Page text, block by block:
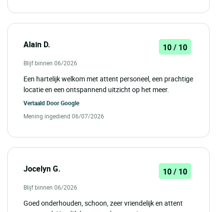
Alain D. 10 / 10
Blijf binnen 06/2026
Een hartelijk welkom met attent personeel, een prachtige
locatie en een ontspannend uitzicht op het meer.
Vertaald DoorGoogle
Mening ingediend 06/07/2026
Jocelyn G. 10 / 10
Blijf binnen 06/2026
Goed onderhouden, schoon, zeer vriendelijk en attent